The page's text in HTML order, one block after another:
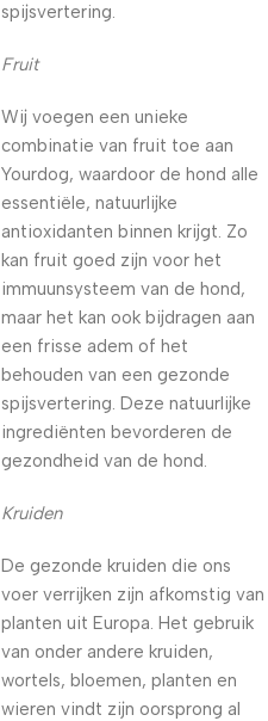
spijsvertering.
Fruit
Wij voegen een unieke
combinatie van fruit toe aan
Yourdog, waardoor de hond alle
essentiële, natuurlijke
antioxidanten binnen krijgt. Zo
kan fruit goed zijn voor het
immuunsysteem van de hond,
maar het kan ook bijdragen aan
een frisse adem of het
behouden van een gezonde
spijsvertering. Deze natuurlijke
ingrediënten bevorderen de
gezondheid van de hond.
Kruiden
De gezonde kruiden die ons
voer verrijken zijn afkomstig van
planten uit Europa. Het gebruik
van onder andere kruiden,
wortels, bloemen, planten en
wieren vindt zijn oorsprong al